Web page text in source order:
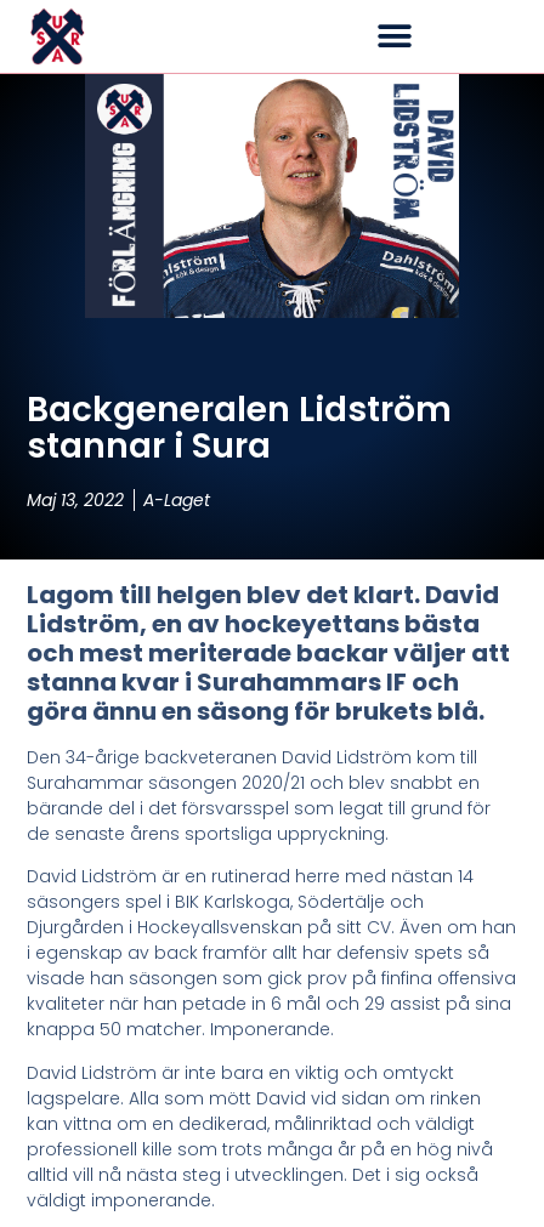
Backgeneralen Lidström
stannar i Sura
Maj 13, 2022 A-Laget
Lagom till helgen blev det klart. David
Lidström, en av hockeyettans bästa
och mest meriterade backar väljer att
stanna kvar i Surahammars IF och
göra ännu en säsong för brukets blå.
Den 34-årige backveteranen David Lidström kom till
Surahammar säsongen 2020/21 och blev snabbt en
bärande del i det försvarsspel som legat till grund för
de senaste årens sportsliga uppryckning.
David Lidström är en rutinerad herre med nästan 14
säsongers spel i BIK Karlskoga, Södertälje och
Djurgården i Hockeyallsvenskan på sitt CV. Även om han
i egenskap av back framför allt har defensiv spets så
visade han säsongen som gick prov på finfina offensiva
kvaliteter när han petade in 6 mål och 29 assist på sina
knappa 50 matcher. Imponerande.
David Lidström är inte bara en viktig och omtyckt
lagspelare. Alla som mött David vid sidan om rinken
kan vittna om en dedikerad, målinriktad och väldigt
professionell kille som trots många år på en hög nivå
alltid vill nå nästa steg i utvecklingen. Det i sig också
väldigt imponerande.